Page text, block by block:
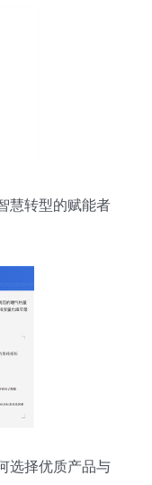
慧转型的赋能者
选择优质产品与